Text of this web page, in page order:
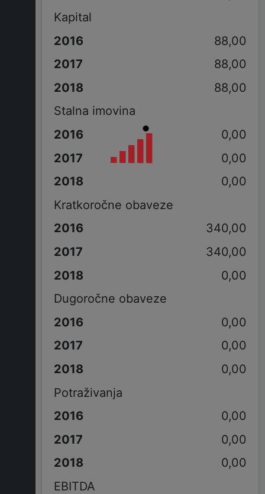
Kapital
88,00
88,00
88,00
Stalna imovina
0,00
0,00
0,00
Kratkoročne obaveze
340,00
340,00
0,00
Dugoročne obaveze
0,00
0,00
0,00
Potraživanja
0,00
0,00
0,00
EBITDA